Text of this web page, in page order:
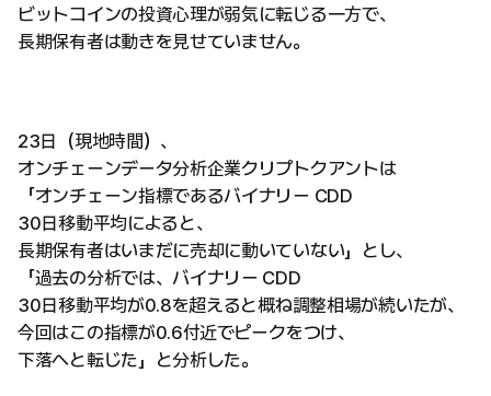
ビットコインの投資心理が弱気に転じる一方で、
長期保有者は動きを見せていません。
23日（現地時間）、
オンチェーンデータ分析企業クリプトクアントは
「オンチェーン指標であるバイナリー CDD
30日移動平均によると、
長期保有者はいまだに売却に動いていない」とし、
「過去の分析では、バイナリー CDD
30日移動平均が0.8を超えると概ね調整相場が続いたが、
今回はこの指標が0.6付近でピークをつけ、
下落へと転じた」と分析した。